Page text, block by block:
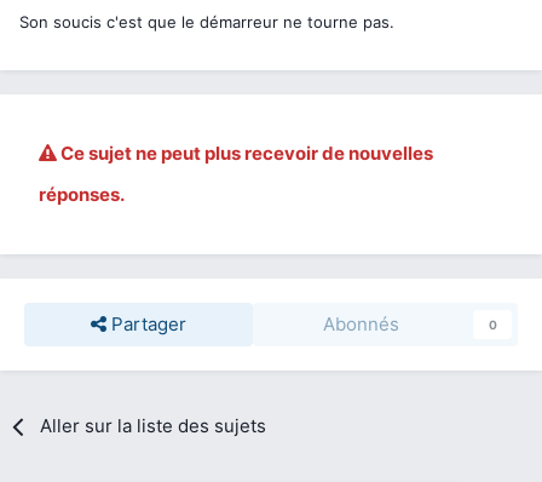
Son soucis c'est que le démarreur ne tourne pas.
Ce sujet ne peut plus recevoir de nouvelles
réponses.
Partager Abonnés 0
Aller sur la liste des sujets